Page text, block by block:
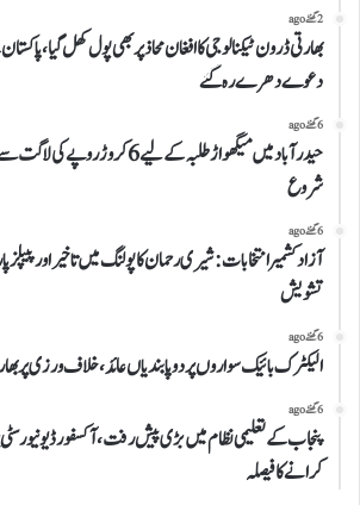
2 گھنٹے ago
بھارتی ڈرون ٹیکنالوجی کاافغان محاذپربھی پول کھل
دعوے دھرے رہ گئے
6 گھنٹے ago
حیدرآباد میں میگھواڑ طلبہ کے لیے 6
شروع
6 گھنٹے ago
آزاد کشمیر انتخابات: شیری رحمان کا پولنگ میں تاخیر اور پیپلز
تشویش
6 گھنٹے ago
الیکٹرک بائیک سواروں پر دو پابندیاں عائد، خلاف ورزی پر
6 گھنٹے ago
پنجاب کے تعلیمی نظام میں بڑی پیش رفت، آکسفورڈ
کرانے کا فیصلہ